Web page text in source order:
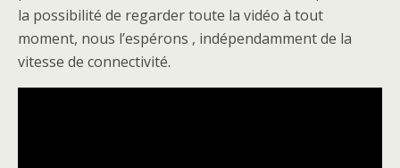
la possibilité de regarder toute la vidéo à tout
moment, nous l’espérons , indépendamment de la
vitesse de connectivité.